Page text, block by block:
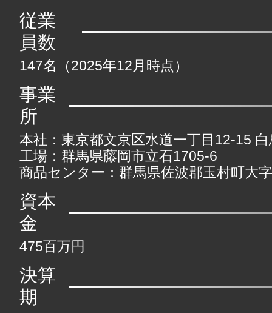
従業
員数
147名（2025年12月時点）
事業
所
本社：東京都文京区水道一丁目12-15
工場：群馬県藤岡市立石1705-6
商品センター：群馬県佐波郡玉村町大
資本
金
475百万円
決算
期